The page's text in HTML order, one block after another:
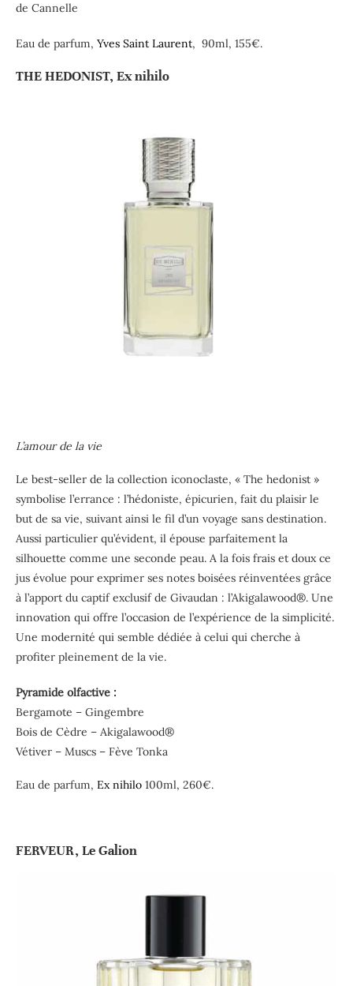
de Cannelle
Eau de parfum, Yves Saint Laurent, 90ml, 155€.
THE HEDONIST, Ex nihilo
L’amour de la vie
Le best-seller de la collection iconoclaste, « The hedonist »
symbolise l’errance : l’hédoniste, épicurien, fait du plaisir le
but de sa vie, suivant ainsi le fil d’un voyage sans destination.
Aussi particulier qu’évident, il épouse parfaitement la
silhouette comme une seconde peau. A la fois frais et doux ce
jus évolue pour exprimer ses notes boisées réinventées grâce
à l’apport du captif exclusif de Givaudan : l’Akigalawood®. Une
innovation qui offre l’occasion de l’expérience de la simplicité.
Une modernité qui semble dédiée à celui qui cherche à
profiter pleinement de la vie.
Pyramide olfactive :
Bergamote – Gingembre
Bois de Cèdre – Akigalawood®
Vétiver – Muscs – Fève Tonka
Eau de parfum, Ex nihilo 100ml, 260€.
FERVEUR, Le Galion